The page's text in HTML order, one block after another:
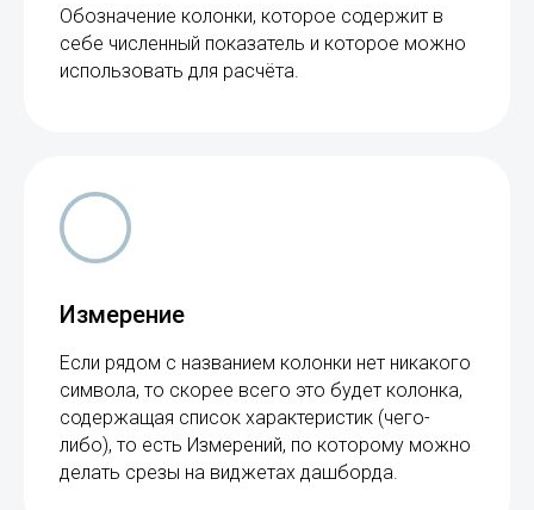
Обозначение колонки, которое содержит в
себе численный показатель и которое можно
использовать для расчёта.
Измерение
Если рядом с названием колонки нет никакого
символа, то скорее всего это будет колонка,
содержащая список характеристик (чего-
либо), то есть Измерений, по которому можно
делать срезы на виджетах дашборда.